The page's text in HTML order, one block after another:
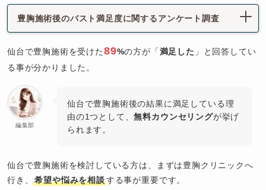
豊胸施術後のバスト満足度に関するアンケート調査
仙台で豊胸施術を受けた89%の方が「満足した 」と回答してい
る事が分かりました。
編集部
仙台で豊胸施術後の結果に満足している理
由の1つとして、無料カウンセリングが挙げ
られます。
仙台で豊胸施術を検討している方は、まずは豊胸クリニックへ
行き、希望や悩みを相談する事が重要です。